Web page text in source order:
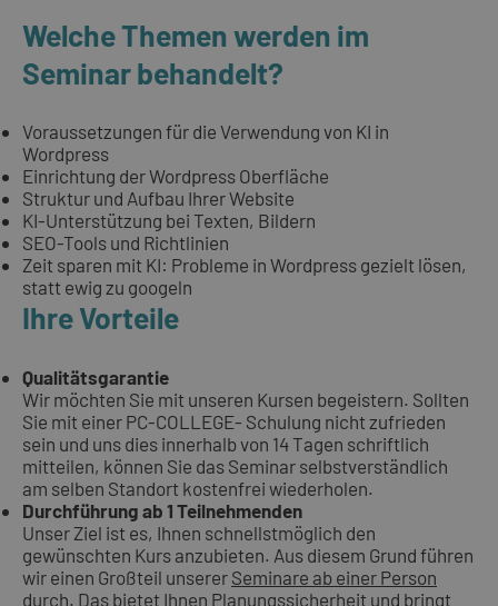
Welche Themen werden im
Seminar behandelt?
Voraussetzungen für die Verwendung von KI in
Wordpress
Einrichtung der Wordpress Oberfläche
Struktur und Aufbau Ihrer Website
KI-Unterstützung bei Texten, Bildern
SEO-Tools und Richtlinien
Zeit sparen mit KI: Probleme in Wordpress gezielt lösen,
statt ewig zu googeln
Ihre Vorteile
Qualitätsgarantie
Wir möchten Sie mit unseren Kursen begeistern. Sollten
Sie mit einer PC-COLLEGE- Schulung nicht zufrieden
sein und uns dies innerhalb von 14 Tagen schriftlich
mitteilen, können Sie das Seminar selbstverständlich
am selben Standort kostenfrei wiederholen.
Durchführung ab 1 Teilnehmenden
Unser Ziel ist es, Ihnen schnellstmöglich den
gewünschten Kurs anzubieten. Aus diesem Grund führen
wir einen Großteil unserer Seminare ab einer Person
durch. Das bietet Ihnen Planungssicherheit und bringt